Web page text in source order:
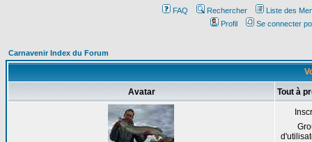
FAQ Rechercher
Liste des
Profil
Se connecter
Carnavenir Index du Forum
Avatar Tout à